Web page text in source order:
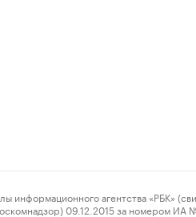
агентства «РБК»
09.12.2015 за номером